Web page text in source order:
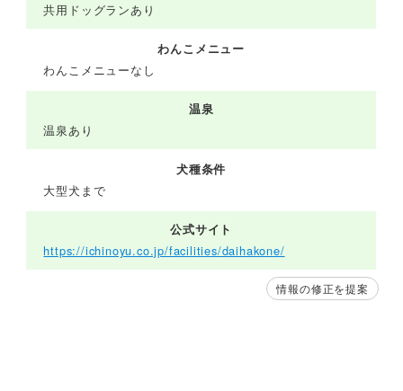
共用ドッグランあり
わんこメニュー
わんこメニューなし
温泉
温泉あり
犬種条件
大型犬まで
公式サイト
https://ichinoyu.co.jp/facilities/daihakone/
情報の修正を提案